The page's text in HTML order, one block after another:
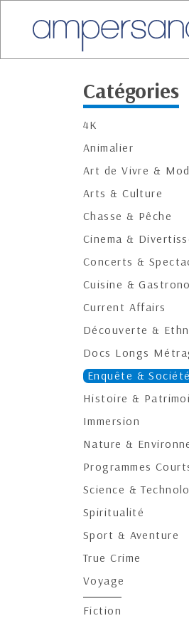
Catégories
4K
Animalier
Art de Vivre &
Arts & Culture
Chasse & Pêche
Cinema &
Concerts &
Cuisine &
Current Affairs
Découverte &
Docs Longs
Enquête & Société
Histoire &
Immersion
Nature &
Programmes
Science &
Spiritualité
Sport & Aventure
True Crime
Voyage
Fiction